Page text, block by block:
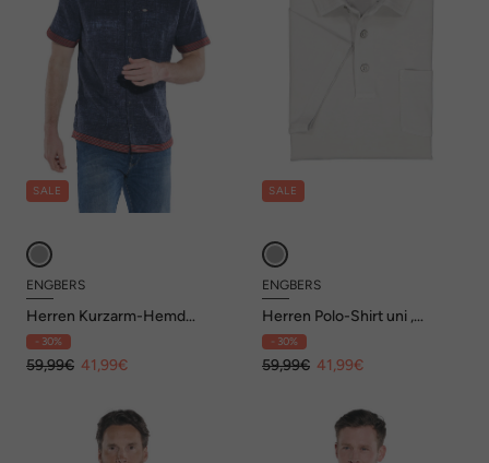
SALE
ENGBERS
Herren Kurzarm-Hemd
regular , Marineblau
- 30%
59,99€ 41,99€
SALE
ENGBERS
Herren Polo-Shirt uni ,
Silbergrau
- 30%
59,99€ 41,99€